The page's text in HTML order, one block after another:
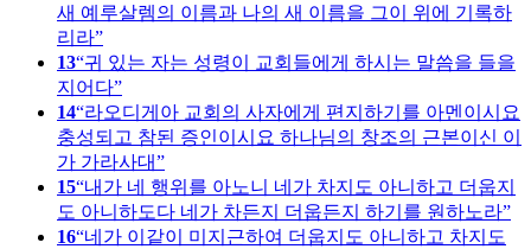
새 예루살렘의 이름과 나의 새 이름을 그이 위에 기록하
리라
13 귀 있는 자는 성령이 교회들에게 하시는 말씀을 들을
지어다
14 라오디게아 교회의 사자에게 편지하기를 아멘이시요
충성되고 참된 증인이시요 하나님의 창조의 근본이신 이
가 가라사대
15 내가 네 행위를 아노니 네가 차지도 아니하고 더웁지
도 아니하도다 네가 차든지 더웁든지 하기를 원하노라
16 네가 이같이 미지근하여 더웁지도 아니하고 차지도